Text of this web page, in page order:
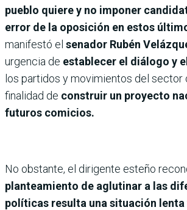
pueblo quiere y no imponer
error de la oposición en estos
manifestó el senador Rubén
urgencia de establecer el diálogo y
los partidos y movimientos del sector
finalidad de construir un proyecto
futuros comicios.
No obstante, el dirigente esteño
planteamiento de aglutinar a las
políticas resulta una situación